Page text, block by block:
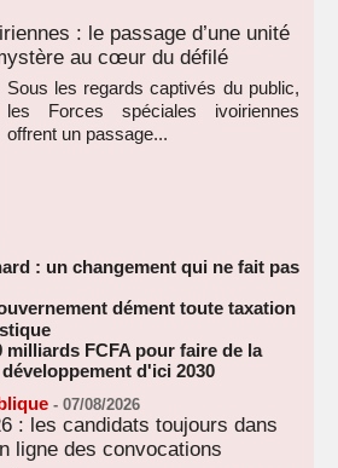
: le passage d’une unité
au cœur du défilé
Sous les regards captivés du public,
les Forces spéciales ivoiriennes
offrent un passage...
: un changement qui ne fait pas
dément toute taxation
milliards FCFA pour faire de la
d'ici 2030
- 07/08/2026
: les candidats toujours dans
ligne des convocations